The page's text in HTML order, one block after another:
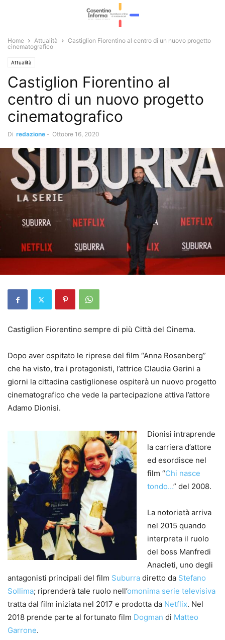
Home Attualità
Castiglion Fiorentino al centro di un nuovo progetto
cinematografico
Attualità
Castiglion Fiorentino al
centro di un nuovo progetto
cinematografico
Di redazione - Ottobre 16, 2020
Castiglion Fiorentino sempre di più Città del Cinema.
Dopo aver ospitato le riprese del film “Anna Rosenberg”
che ha visto, tra i protagonisti, l’attrice Claudia Gerini a
giorni la cittadina castiglionese ospiterà un nuovo progetto
cinematografico che vede la partecipazione attiva l’attore
Adamo Dionisi.
Dionisi intraprende
la carriera d’attore
ed esordisce nel
film “Chi nasce
tondo…” del 2008.
La notorietà arriva
nel 2015 quando
interpreta il ruolo
del boss Manfredi
Anacleti, uno degli
antagonisti principali del film Suburra diretto da Stefano
Sollima; riprenderà tale ruolo nell’omonima serie televisiva
tratta dal film iniziata nel 2017 e prodotta da Netflix. Nel
2018 prende parte al fortunato film Dogman di Matteo
Garrone.